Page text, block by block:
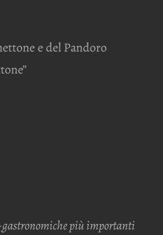
e del Pandoro
gastronomiche più importanti